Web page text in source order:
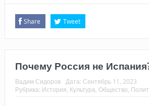
Share Tweet
Почему Россия не
Вадим Сидоров Дата: Сентябрь 11, 2023
Рубрика: История Культура Общество